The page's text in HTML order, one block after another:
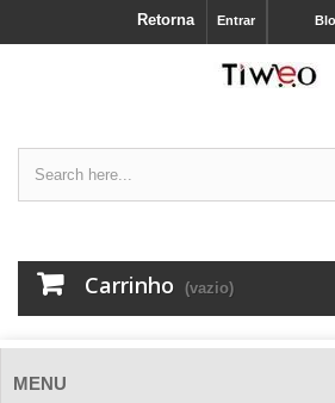
Entrar
Retorna
Carrinho (vazio)
MENU